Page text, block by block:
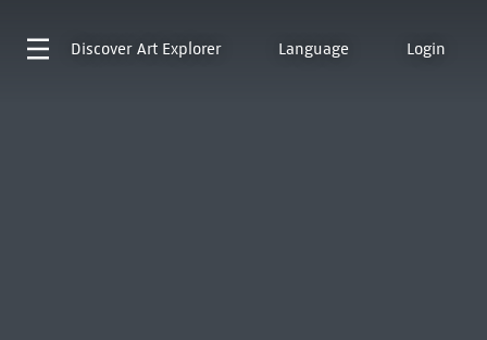
Discover Art Explorer Language Login